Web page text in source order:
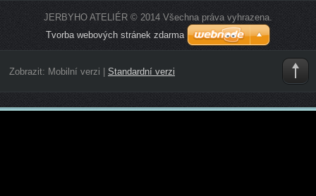
JERBYHO ATELIÉR © 2014 Všechna práva vyhrazena.
Tvorba webových stránek zdarma
Zobrazit: Mobilní verzi Standardní verzi